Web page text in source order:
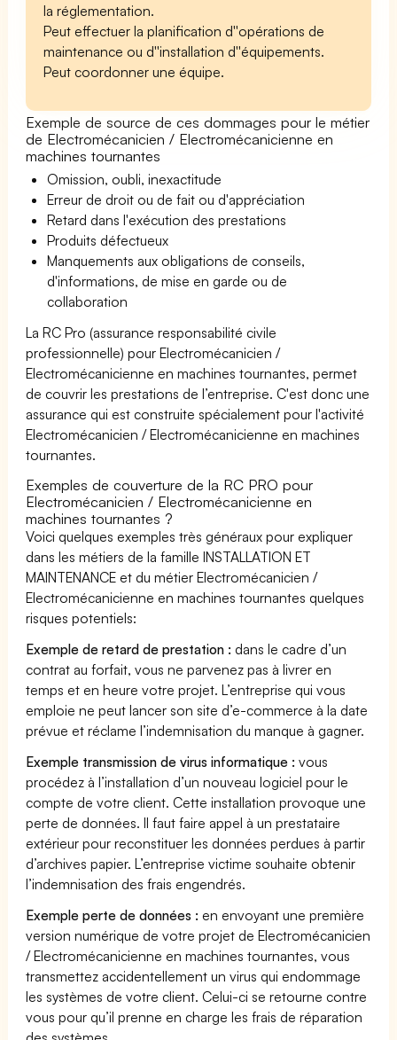
la réglementation.
Peut effectuer la planification d''opérations de
maintenance ou d''installation d''équipements.
Peut coordonner une équipe.
Exemple de source de ces dommages pour le métier
de Electromécanicien / Electromécanicienne en
machines tournantes
Omission, oubli, inexactitude
Erreur de droit ou de fait ou d'appréciation
Retard dans l'exécution des prestations
Produits défectueux
Manquements aux obligations de conseils,
d'informations, de mise en garde ou de
collaboration
La RC Pro (assurance responsabilité civile
professionnelle) pour Electromécanicien /
Electromécanicienne en machines tournantes, permet
de couvrir les prestations de l’entreprise. C'est donc une
assurance qui est construite spécialement pour l'activité
Electromécanicien / Electromécanicienne en machines
tournantes.
Exemples de couverture de la RC PRO pour
Electromécanicien / Electromécanicienne en
machines tournantes ?
Voici quelques exemples très généraux pour expliquer
dans les métiers de la famille INSTALLATION ET
MAINTENANCE et du métier Electromécanicien /
Electromécanicienne en machines tournantes quelques
risques potentiels:
Exemple de retard de prestation : dans le cadre d’un
contrat au forfait, vous ne parvenez pas à livrer en
temps et en heure votre projet. L’entreprise qui vous
emploie ne peut lancer son site d’e-commerce à la date
prévue et réclame l’indemnisation du manque à gagner.
Exemple transmission de virus informatique : vous
procédez à l’installation d’un nouveau logiciel pour le
compte de votre client. Cette installation provoque une
perte de données. Il faut faire appel à un prestataire
extérieur pour reconstituer les données perdues à partir
d’archives papier. L’entreprise victime souhaite obtenir
l’indemnisation des frais engendrés.
Exemple perte de données : en envoyant une première
version numérique de votre projet de Electromécanicien
/ Electromécanicienne en machines tournantes, vous
transmettez accidentellement un virus qui endommage
les systèmes de votre client. Celui-ci se retourne contre
vous pour qu’il prenne en charge les frais de réparation